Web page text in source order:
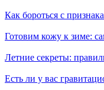
Как бороться с
Готовим кожу к зиме:
Летние секреты:
Есть ли у вас